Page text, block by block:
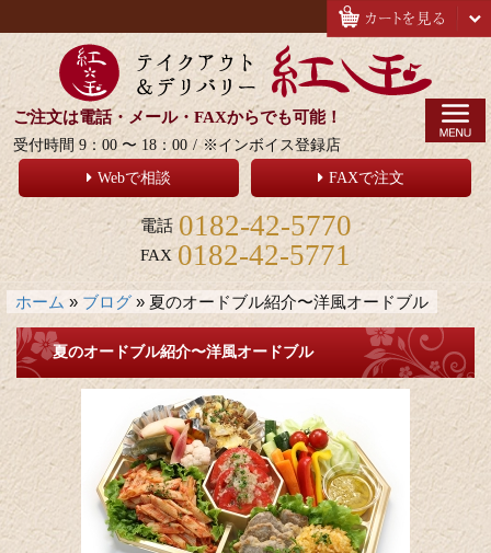
ご注文は電話・メール・FAXからでも可能！
受付時間 9：00 〜 18：00 / ※インボイス登録店
Webで相談
FAXで注文
電話 0182-42-5770
FAX 0182-42-5771
ホーム » ブログ » 夏のオードブル紹介〜洋風オードブル
夏のオードブル紹介〜洋風オードブル